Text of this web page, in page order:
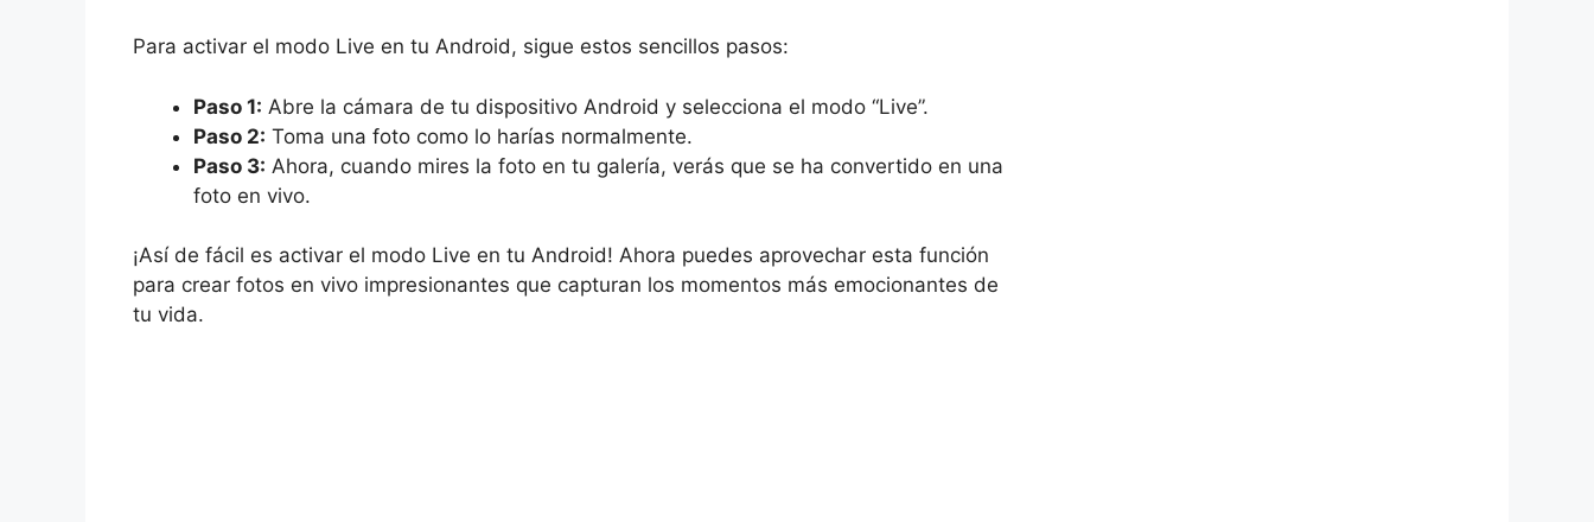
Para activar el modo Live en tu Android, sigue estos sencillos pasos:
Paso 1: Abre la cámara de tu dispositivo Android y selecciona el modo “Live”.
Paso 2: Toma una foto como lo harías normalmente.
Paso 3: Ahora, cuando mires la foto en tu galería, verás que se ha convertido en una
foto en vivo.
¡Así de fácil es activar el modo Live en tu Android! Ahora puedes aprovechar esta función
para crear fotos en vivo impresionantes que capturan los momentos más emocionantes de
tu vida.